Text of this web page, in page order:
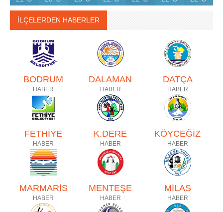
İLÇELERDEN HABERLER
BODRUM
HABER
DALAMAN
HABER
DATÇA
HABER
FETHİYE
HABER
K.DERE
HABER
KÖYCEĞİZ
HABER
MARMARİS
HABER
MENTEŞE
HABER
MİLAS
HABER